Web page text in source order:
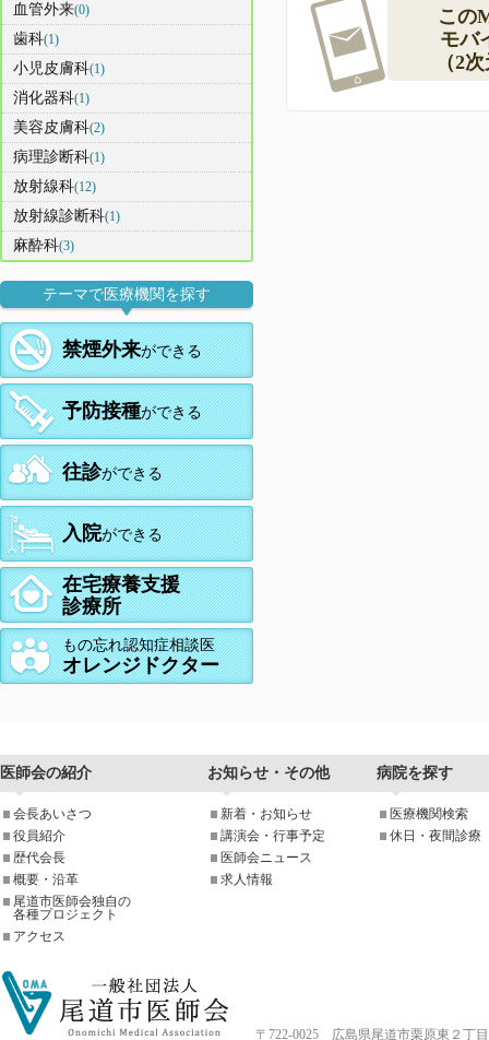
この
モバ
（2
血管外来(0)
歯科(1)
小児皮膚科(1)
消化器科(1)
美容皮膚科(2)
病理診断科(1)
放射線科(12)
放射線診断科(1)
麻酔科(3)
テーマで医療機関を探す
禁煙外来ができる
予防接種ができる
往診ができる
入院ができる
在宅療養支援
診療所
もの忘れ認知症相談医
オレンジドクター
医師会の紹介 お知らせ・その他 病院を探す
会長あいさつ
役員紹介
歴代会長
概要・沿革
尾道市医師会独自の
各種プロジェクト
アクセス
新着・お知らせ
講演会・行事予定
医師会ニュース
求人情報
医療機関検索
休日・夜間診療
〒722-0025 広島県尾道市栗原東２丁